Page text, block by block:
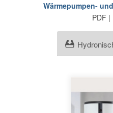
Wärmepumpen-
PDF |